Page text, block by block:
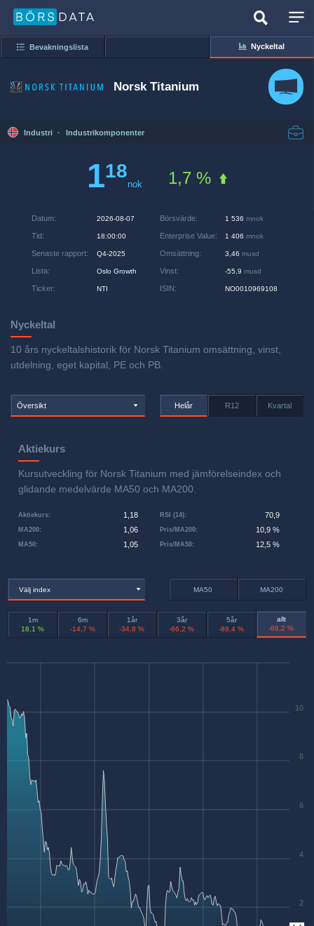
Bevakningslista Nyckeltal
Norsk Titanium
Industri · Industrikomponenter
118
nok 1,7 %
Datum: 2026-08-07
Tid: 18:00:00
Senaste rapport: Q4-2025
Lista: Oslo Growth
Ticker: NTI
Börsvärde: 1 536 mnok
Enterprise Value: 1 406 mnok
Omsättning: 3,46 musd
Vinst: -55,9 musd
ISIN: NO0010969108
Nyckeltal
10 års nyckeltalshistorik för Norsk Titanium omsättning, vinst,
utdelning, eget kapital, PE och PB.
Översikt Helår R12 Kvartal
Aktiekurs
Kursutveckling för Norsk Titanium med jämförelseindex och
glidande medelvärde MA50 och MA200.
Aktiekurs: 1,18
MA50: 1,05
MA200: 1,06 Pris/MA200: 10,9 %
RSI (14): 70,9
Pris/MA50: 12,5 %
Välj index MA50 MA200
1m
18,1 %
6m
-14,7 %
1år
-34,8 %
3år
-66,2 %
5år
-88,4 %
allt
-89,2 %
2
4
6
8
10